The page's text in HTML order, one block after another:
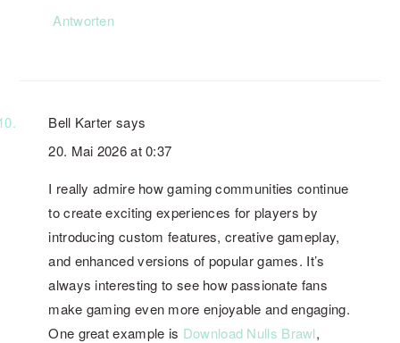
Antworten
Bell Karter says
20. Mai 2026 at 0:37
I really admire how gaming communities continue
to create exciting experiences for players by
introducing custom features, creative gameplay,
and enhanced versions of popular games. It’s
always interesting to see how passionate fans
make gaming even more enjoyable and engaging.
One great example is Download Nulls Brawl,